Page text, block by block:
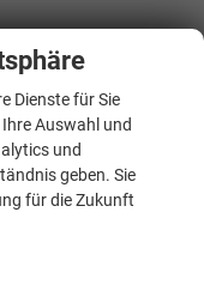
km
beheiztem Lenkrad
Dienste für Sie
Auswahl und
und
geben. Sie
für die Zukunft